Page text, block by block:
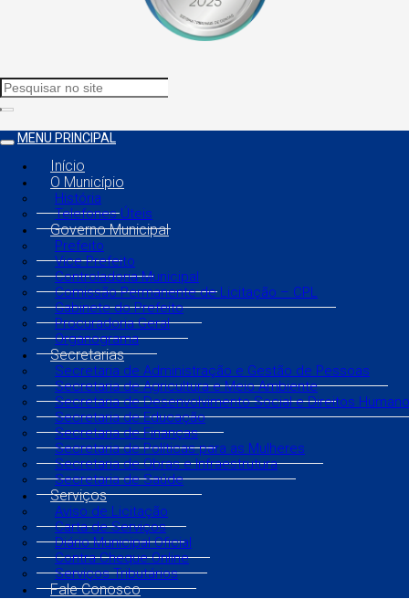
MENU PRINCIPAL
Início
O Município
História
Telefones Úteis
Governo Municipal
Prefeito
Vice Prefeito
Controladoria Municipal
Comissão Permanente de Licitação – CPL
Gabinete do Prefeito
Procuradoria Geral
Organograma
Secretarias
Secretaria de Administração e Gestão de Pessoas
Secretaria de Agricultura e Meio Ambiente
Secretaria de Desenvolvimento Social e Direitos
Secretaria de Educação
Secretaria de Finanças
Secretaria de Políticas para as Mulheres
Secretaria de Obras e Infraestrutura
Secretaria de Saúde
Serviços
Aviso de Licitação
Carta de Serviços
Diário Municipal Oficial
Contra Cheque Online
Serviços Tributários
Fale Conosco